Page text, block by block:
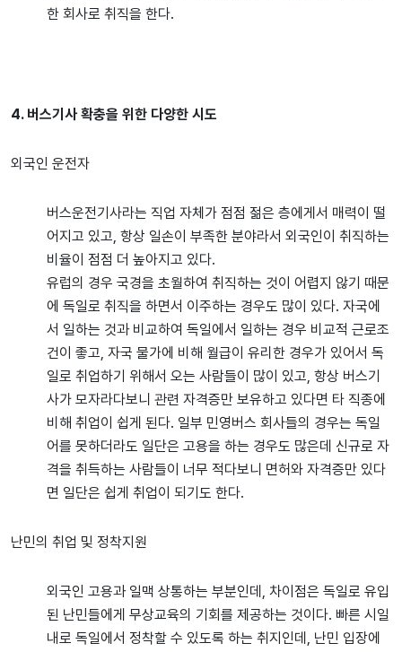
한 회사로 취직을 한다.
4. 버스기사 확충을 위한 다양한 시도
외국인 운전자
버스운전기사라는 직업 자체가 점점 젊은 층에게서 매력이 떨
어지고 있고, 항상 일손이 부족한 분야라서 외국인이 취직하는
비율이 점점 더 높아지고 있다.
유럽의 경우 국경을 초월하여 취직하는 것이 어렵지 않기 때문
에 독일로 취직을 하면서 이주하는 경우도 많이 있다. 자국에
서 일하는 것과 비교하여 독일에서 일하는 경우 비교적 근로조
건이 좋고, 자국 물가에 비해 월급이 유리한 경우가 있어서 독
일로 취업하기 위해서 오는 사람들이 많이 있고, 항상 버스기
사가 모자라다보니 관련 자격증만 보유하고 있다면 타 직종에
비해 취업이 쉽게 된다. 일부 민영버스 회사들의 경우는 독일
어를 못하더라도 일단은 고용을 하는 경우도 많은데 신규로 자
격을 취득하는 사람들이 너무 적다보니 면허와 자격증만 있다
면 일단은 쉽게 취업이 되기도 한다.
난민의 취업 및 정착지원
외국인 고용과 일맥 상통하는 부분인데, 차이점은 독일로 유입
된 난민들에게 무상교육의 기회를 제공하는 것이다. 빠른 시일
내로 독일에서 정착할 수 있도록 하는 취지인데, 난민 입장에